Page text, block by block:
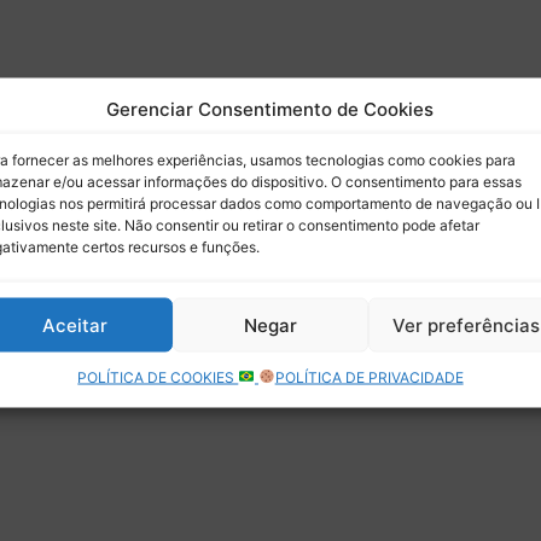
Gerenciar Consentimento de Cookies
fornecer as melhores experiências, usamos tecnologias como cookies para
e/ou acessar informações do dispositivo. O consentimento para essas
nos permitirá processar dados como comportamento de navegação ou
neste site. Não consentir ou retirar o consentimento pode afetar
certos recursos e funções.
Aceitar Negar Ver preferências
POLÍTICA DE COOKIES POLÍTICA DE PRIVACIDADE
Debora Almeida
Mulheres brasileiras no
automobilismo: número recorde
em 2025 destaca crescimento e
novas oportunidades
Neste ano o Brasil terá três mulheres representando
o país em competições internacionais
Leia mais »